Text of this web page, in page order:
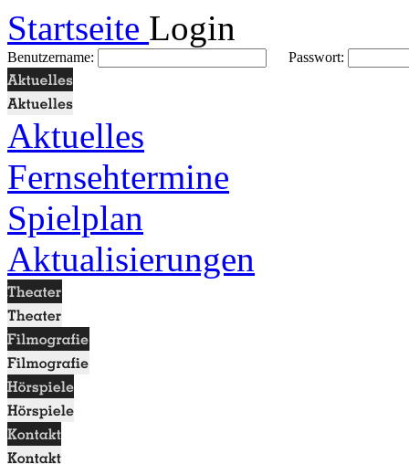
Startseite Login
Benutzername: Passwort:
Aktuelles
Fernsehtermine
Spielplan
Aktualisierungen